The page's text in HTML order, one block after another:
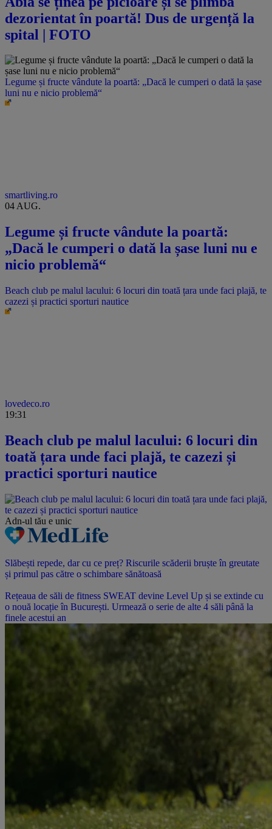
dezorientat în poartă! Dus de urgență la
spital | FOTO
Legume și fructe vândute la poartă: „Dacă le cumperi o dată la șase
luni nu e nicio problemă“
smartliving.ro
04 AUG.
Legume și fructe vândute la poartă:
„Dacă le cumperi o dată la șase luni nu e
nicio problemă“
Beach club pe malul lacului: 6 locuri din toată țara unde faci plajă, te
cazezi și practici sporturi nautice
lovedeco.ro
19:31
Beach club pe malul lacului: 6 locuri din
toată țara unde faci plajă, te cazezi și
practici sporturi nautice
Adn-ul tău e unic
Slăbești repede, dar cu ce preț? Riscurile scăderii bruște în greutate
și primul pas către o schimbare sănătoasă
Rețeaua de săli de fitness SWEAT devine Level Up și se extinde cu
o nouă locație în București. Urmează o serie de alte 4 săli până la
finele acestui an